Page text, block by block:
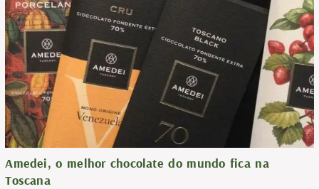
Amedei, o melhor chocolate do mundo fica na
Toscana